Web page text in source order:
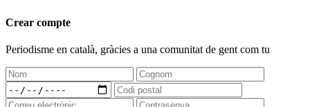
Crear compte
Periodisme en català, gràcies a una comunitat de gent com tu